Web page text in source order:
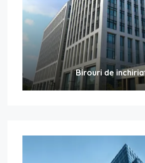
Birouri de